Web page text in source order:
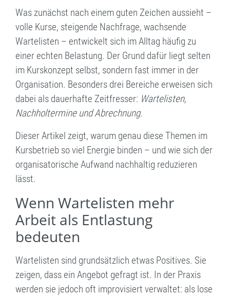
Was zunächst nach einem guten Zeichen aussieht –
volle Kurse, steigende Nachfrage, wachsende
Wartelisten – entwickelt sich im Alltag häufig zu
einer echten Belastung. Der Grund dafür liegt selten
im Kurskonzept selbst, sondern fast immer in der
Organisation. Besonders drei Bereiche erweisen sich
dabei als dauerhafte Zeitfresser: Wartelisten,
Nachholtermine und Abrechnung.
Dieser Artikel zeigt, warum genau diese Themen im
Kursbetrieb so viel Energie binden – und wie sich der
organisatorische Aufwand nachhaltig reduzieren
lässt.
Wenn Wartelisten mehr
Arbeit als Entlastung
bedeuten
Wartelisten sind grundsätzlich etwas Positives. Sie
zeigen, dass ein Angebot gefragt ist. In der Praxis
werden sie jedoch oft improvisiert verwaltet: als lose